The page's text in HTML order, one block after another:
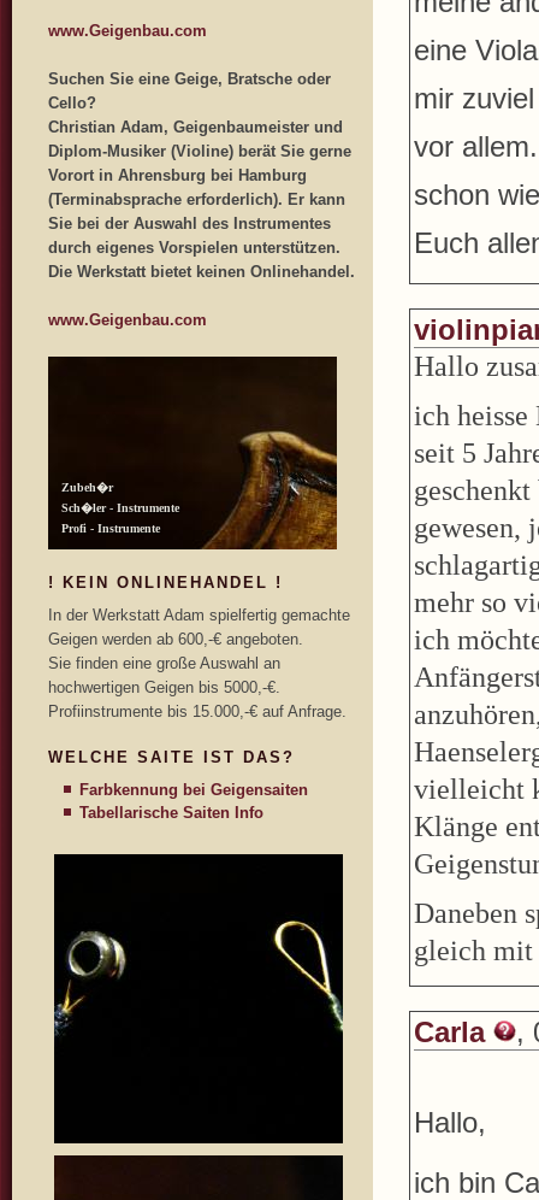
eine
mir
vor
schon
Euch
Hallo
ich
seit 5
gewesen,
mehr so
ich
vielleicht
Klänge
Daneben
gleich
Carla ,
Hallo,
ich bin
www.Geigenbau.com
Suchen Sie eine Geige, Bratsche oder
Cello?
Christian Adam, Geigenbaumeister und
Diplom-Musiker (Violine) berät Sie gerne
Vorort in Ahrensburg bei Hamburg
(Terminabsprache erforderlich). Er kann
Sie bei der Auswahl des Instrumentes
durch eigenes Vorspielen unterstützen.
Die Werkstatt bietet keinen Onlinehandel.
www.Geigenbau.com
! KEIN ONLINEHANDEL !
In der Werkstatt Adam spielfertig gemachte
Geigen werden ab 600,-€ angeboten.
Sie finden eine große Auswahl an
hochwertigen Geigen bis 5000,-€.
Profiinstrumente bis 15.000,-€ auf Anfrage.
WELCHE SAITE IST DAS?
Farbkennung bei Geigensaiten
Tabellarische Saiten Info